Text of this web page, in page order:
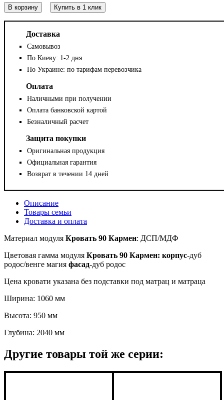
В корзину Купить в 1 клик
Доставка
Самовывоз
По Киеву: 1-2 дня
По Украине: по тарифам перевозчика
Оплата
Наличными при получении
Оплата банковской картой
Безналичный расчет
Защита покупки
Оригинальная продукция
Официальная гарантия
Возврат в течении 14 дней
Описание
Товары семьи
Доставка и оплата
Материал модуля Кровать 90 Кармен: ДСП/МДФ
Цветовая гамма модуля Кровать 90 Кармен: корпус-дуб
родос/венге магия фасад-дуб родос
Цена кровати указана без подставки под матрац и матраца
Ширина: 1060 мм
Высота: 950 мм
Глубина: 2040 мм
Другие товары той же серии: